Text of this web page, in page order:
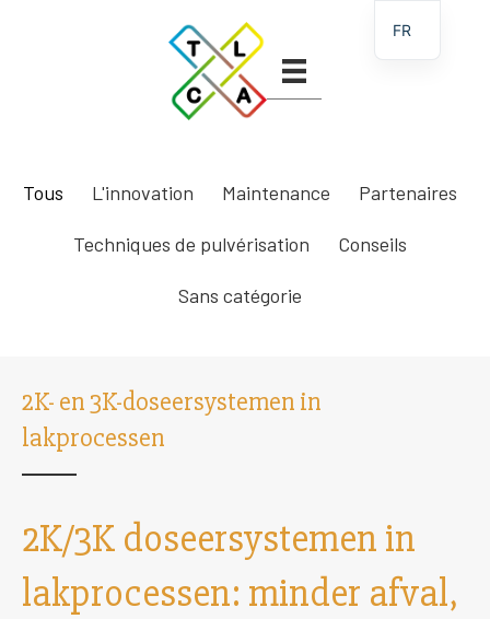
Tous L'innovation Maintenance Partenaires
Techniques de pulvérisation Conseils
Sans catégorie
2K- en 3K-doseersystemen in
lakprocessen
2K/3K doseersystemen in
lakprocessen: minder afval,
FR